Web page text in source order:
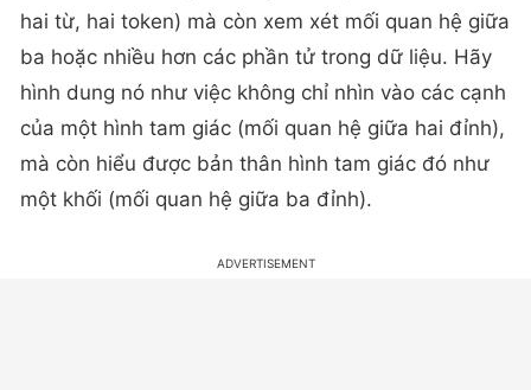
hai từ, hai token) mà còn xem xét mối quan hệ giữa
ba hoặc nhiều hơn các phần tử trong dữ liệu. Hãy
hình dung nó như việc không chỉ nhìn vào các cạnh
của một hình tam giác (mối quan hệ giữa hai đỉnh),
mà còn hiểu được bản thân hình tam giác đó như
một khối (mối quan hệ giữa ba đỉnh).